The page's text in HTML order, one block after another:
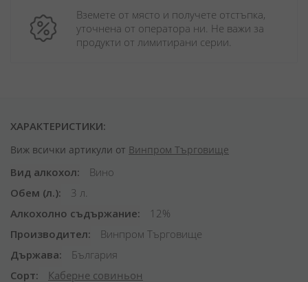
Вземете от място и получете отстъпка,
уточнена от оператора ни. Не важи за
продукти от лимитирани серии.
ХАРАКТЕРИСТИКИ:
Виж всички артикули от Винпром Търговище
Вид алкохол
Вино
Обем (л.)
3 л.
Алкохолно съдържание
12%
Производител
Винпром Търговище
Държава
България
Сорт
Каберне совиньон